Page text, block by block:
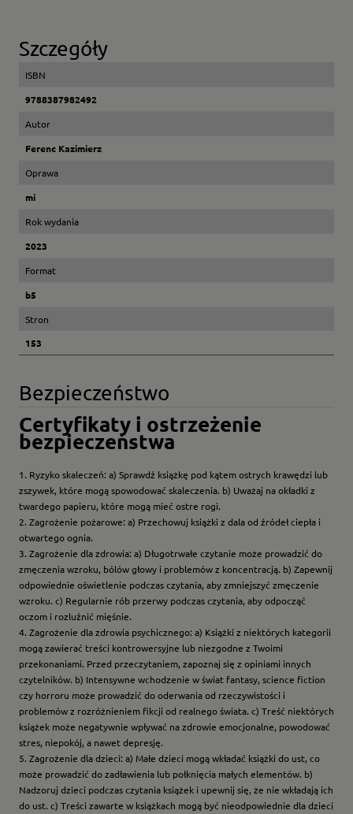
Szczegóły
ISBN
9788387982492
Autor
Ferenc Kazimierz
Oprawa
mi
Rok wydania
2023
Format
b5
Stron
153
Bezpieczeństwo
Certyfikaty i ostrzeżenie
bezpieczeństwa
1. Ryzyko skaleczeń: a) Sprawdź książkę pod kątem ostrych krawędzi lub
zszywek, które mogą spowodować skaleczenia. b) Uważaj na okładki z
twardego papieru, które mogą mieć ostre rogi.
2. Zagrożenie pożarowe: a) Przechowuj książki z dala od źródeł ciepła i
otwartego ognia.
3. Zagrożenie dla zdrowia: a) Długotrwałe czytanie może prowadzić do
zmęczenia wzroku, bólów głowy i problemów z koncentracją. b) Zapewnij
odpowiednie oświetlenie podczas czytania, aby zmniejszyć zmęczenie
wzroku. c) Regularnie rób przerwy podczas czytania, aby odpocząć
oczom i rozluźnić mięśnie.
4. Zagrożenie dla zdrowia psychicznego: a) Książki z niektórych kategorii
mogą zawierać treści kontrowersyjne lub niezgodne z Twoimi
przekonaniami. Przed przeczytaniem, zapoznaj się z opiniami innych
czytelników. b) Intensywne wchodzenie w świat fantasy, science fiction
czy horroru może prowadzić do oderwania od rzeczywistości i
problemów z rozróżnieniem fikcji od realnego świata. c) Treść niektórych
książek może negatywnie wpływać na zdrowie emocjonalne, powodować
stres, niepokój, a nawet depresję.
5. Zagrożenie dla dzieci: a) Małe dzieci mogą wkładać książki do ust, co
może prowadzić do zadławienia lub połknięcia małych elementów. b)
Nadzoruj dzieci podczas czytania książek i upewnij się, że nie wkładają ich
do ust. c) Treści zawarte w książkach mogą być nieodpowiednie dla dzieci